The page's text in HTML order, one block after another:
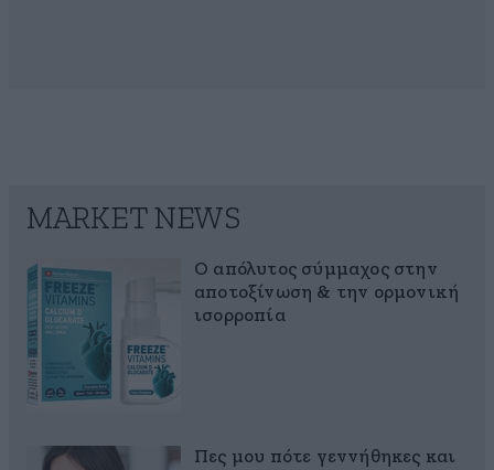
MARKET NEWS
Ο απόλυτος σύμμαχος στην
αποτοξίνωση & την ορμονική
ισορροπία
Πες μου πότε γεννήθηκες και